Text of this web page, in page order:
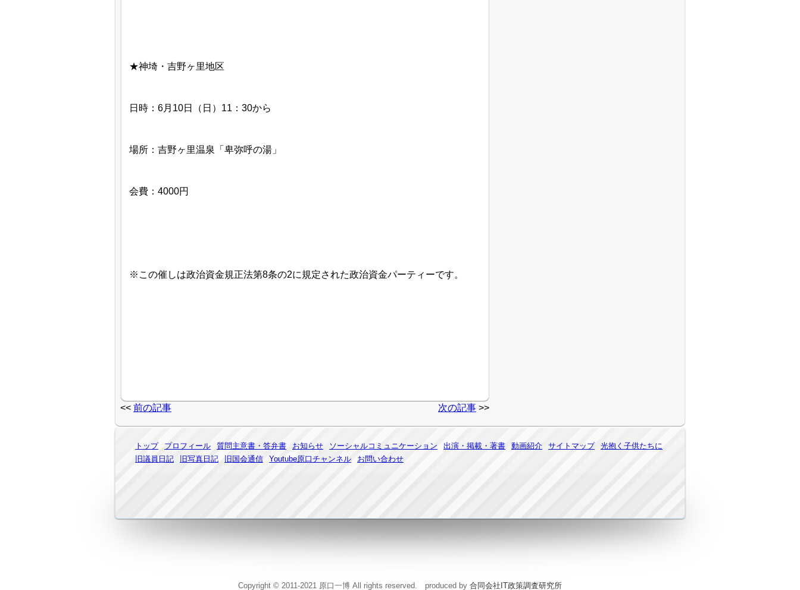
★神埼・吉野ヶ里地区
日時：6月10日（日）11：30から
場所：吉野ヶ里温泉「卑弥呼の湯」
会費：4000円
※この催しは政治資金規正法第8条の2に規定された政治資金パーティーです。
<< 前の記事 次の記事 >>
トップ プロフィール 質問主意書・答弁書 お知らせ ソーシャルコミュニケーション 出演・掲載・著書 動画紹介 サイトマップ
光抱く子供たちに
旧議員日記
旧写真日記 旧国会通信 Youtube原口チャンネル お問い合わせ
Copyright © 2011-2021 原口一博 All rights reserved. produced by 合同会社IT政策調査研究所